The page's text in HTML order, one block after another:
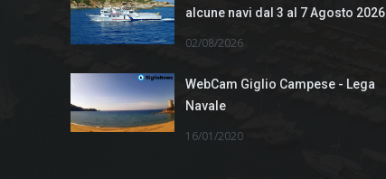
alcune navi dal 3 al 7 Agosto 2026
02/08/2026
WebCam Giglio Campese - Lega
Navale
16/01/2020